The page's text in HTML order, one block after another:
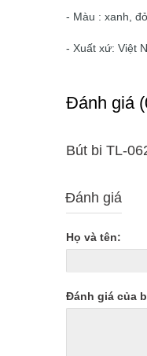
- Màu : xanh,
- Xuất xứ: Việt
Ðánh giá
Bút bi TL-
Đánh giá
Họ và tên:
Đánh giá của